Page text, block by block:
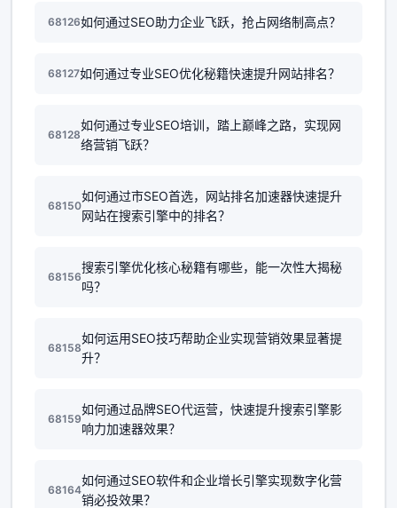
68126如何通过SEO助力企业飞跃，抢占网络制高点？
68127如何通过专业SEO优化秘籍快速提升网站排名？
68128
如何通过专业SEO培训，踏上巅峰之路，实现网
络营销飞跃？
68150
如何通过市SEO首选，网站排名加速器快速提升
网站在搜索引擎中的排名？
68156
搜索引擎优化核心秘籍有哪些，能一次性大揭秘
吗？
68158
如何运用SEO技巧帮助企业实现营销效果显著提
升？
68159
如何通过品牌SEO代运营，快速提升搜索引擎影
响力加速器效果？
68164
如何通过SEO软件和企业增长引擎实现数字化营
销必投效果？